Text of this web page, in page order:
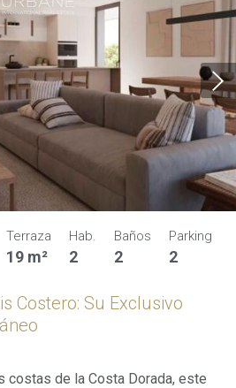
Terraza
19 m²
Hab.
2
Baños
2
Parking
2
Costero: Su Exclusivo
costas de la Costa Dorada, este